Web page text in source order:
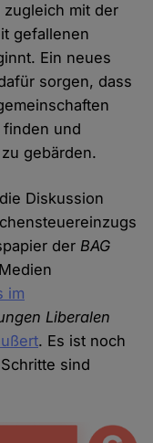
mit der
gefallenen
Ein neues
sorgen, dass
finden und
gebärden.
Diskussion
derBAG
im
Liberalen
. Es ist noch
sind